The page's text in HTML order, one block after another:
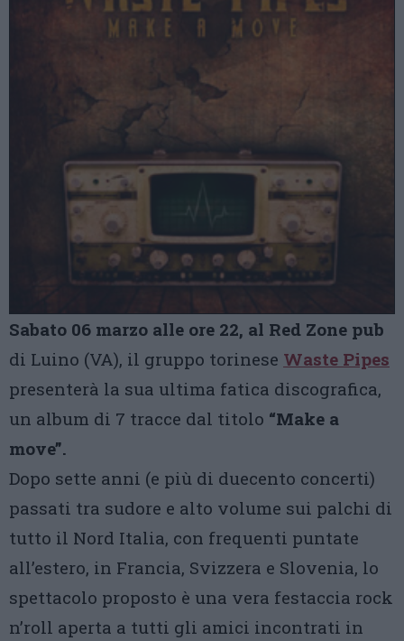
Sabato 06 marzo alle ore 22, al Red Zone pub
di Luino (VA), il gruppo torinese Waste Pipes
presenterà la sua ultima fatica discografica,
un album di 7 tracce dal titolo “Make a
move”.
Dopo sette anni (e più di duecento concerti)
passati tra sudore e alto volume sui palchi di
tutto il Nord Italia, con frequenti puntate
all’estero, in Francia, Svizzera e Slovenia, lo
spettacolo proposto è una vera festaccia rock
n’roll aperta a tutti gli amici incontrati in